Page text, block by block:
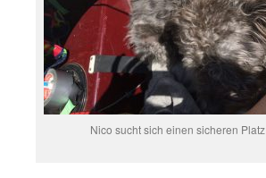
Nico sucht sich einen sicheren Platz